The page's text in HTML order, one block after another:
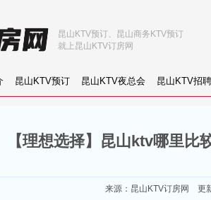
昆山KTV预订 昆山KTV夜总会 昆山KTV招聘
昆山KTV预订、昆山商务KTV预订
就上昆山KTV订房网
【理想选择】昆山ktv哪里
来源： 昆山KTV订房网 更